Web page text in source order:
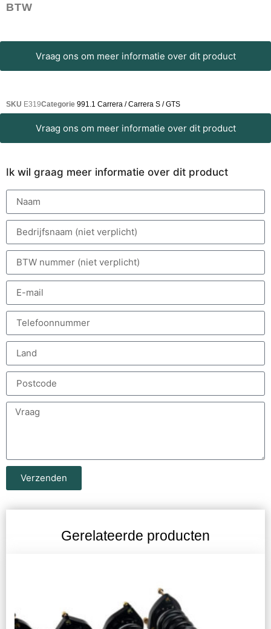
BTW
Vraag ons om meer informatie over dit product
SKU E319Categorie 991.1 Carrera / Carrera S / GTS
Vraag ons om meer informatie over dit product
Ik wil graag meer informatie over dit product
Verzenden
Gerelateerde producten